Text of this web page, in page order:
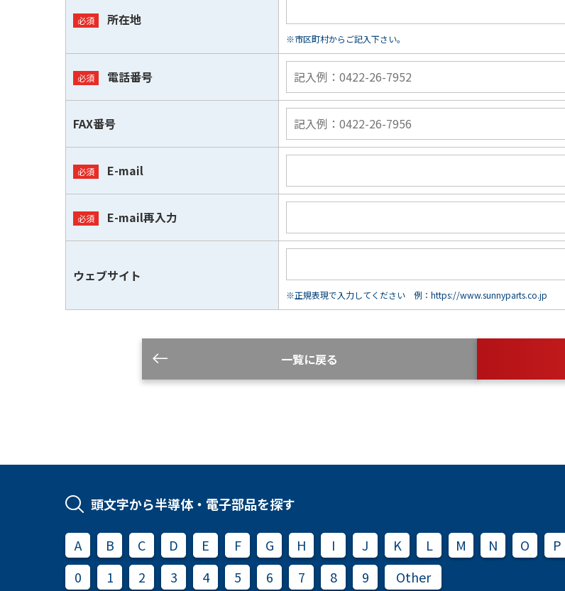
所在地
※市区町村からご記入下さい。
電話番号
FAX番号
E-mail
E-mail再入力
ウェブサイト
※正規表現で入力してください 例：https://www.sunnyparts.co.jp
一覧に戻る
頭文字から半導体・電子部品を探す
A B C D E F G H I J K L M N O P
0
1 2 3 4 5 6 7 8 9 Other